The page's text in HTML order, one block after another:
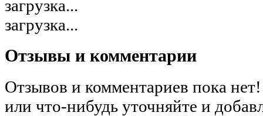
загрузка...
загрузка...
Отзывы и комментарии
Отзывов и комментариев пока
или что-нибудь уточняйте и